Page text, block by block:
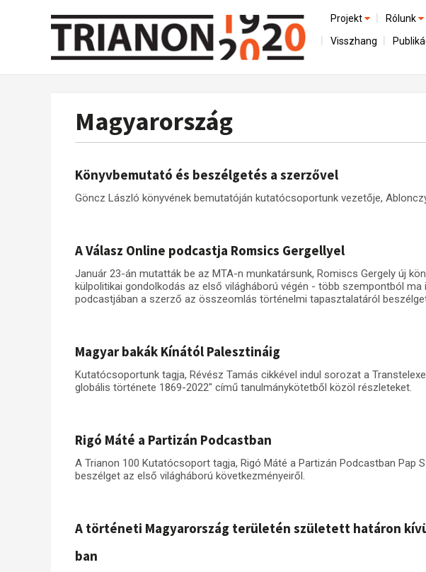
Projekt
Előzmények
Az összeomlás és a
Utókor és emlékezet
Rólunk
A
Visszhang
Magyarország
Könyvbemutató és beszélgetés a szerzővel
Göncz László könyvének bemutatóján kutatócsoportunk vezetője,
A Válasz Online podcastja Romsics Gergellyel
Január 23-án mutatták be az MTA-n munkatársunk, Romiscs Gergely új
külpolitikai gondolkodás az első világháború végén - több szempontból ma
podcastjában a szerző az összeomlás történelmi tapasztalatáról
Magyar bakák Kínától Palesztináig
Kutatócsoportunk tagja, Révész Tamás cikkével indul sorozat a
globális története 1869-2022" című tanulmánykötetből közöl részleteket.
Rigó Máté a Partizán Podcastban
A Trianon 100 Kutatócsoport tagja, Rigó Máté a Partizán Podcastban Pap
beszélget az első világháború következményeiről.
A történeti Magyarország területén született határon
ban